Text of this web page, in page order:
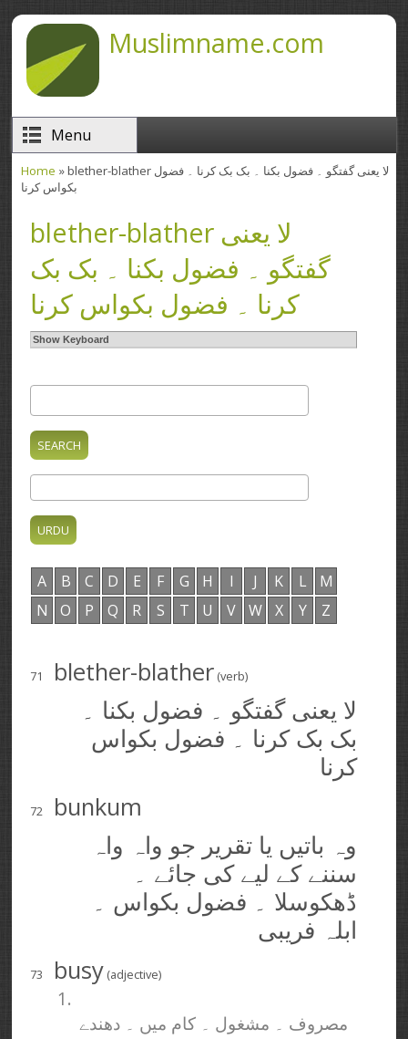
Skip to main contentMuslimname.com
Menu
You are here
Home » blether-blather لا یعنی گفتگو ۔ فضول بکنا ۔ بک بک کرنا ۔ فضول
بکواس کرنا
blether-blather لا یعنی
گفتگو ۔ فضول بکنا ۔ بک بک
کرنا ۔ فضول بکواس کرنا
Show Keyboard
A B C D E F G H I J K L
M
N
O P Q R S T U V W X Y Z
71 blether-blather (verb)
لا یعنی گفتگو ۔ فضول بکنا ۔
بک بک کرنا ۔ فضول بکواس
کرنا
72 bunkum
وہ باتیں یا تقریر جو واہ واہ
سننے کے لیے کی جائے ۔
ڈھکوسلا ۔ فضول بکواس ۔
ابلہ فریبی
73 busy (adjective)
1.
مصروف ۔ مشغول ۔ کام میں ۔ دھندے